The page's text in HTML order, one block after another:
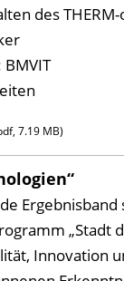
des
7.19 MB)
„Stadt
Innovation